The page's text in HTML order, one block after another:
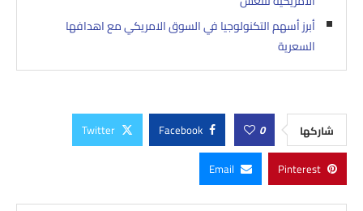
أبرز أسهم التكنولوجيا في السوق الامريكي مع اهدافها
السعرية
شاركها 0
Facebook
Twitter
Pinterest
Email